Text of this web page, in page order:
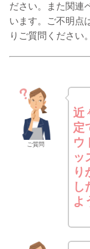
ださい。また関連
います。ご不明点
りご質問ください。
ご質問
近
定
ウ
ッ
り
よ